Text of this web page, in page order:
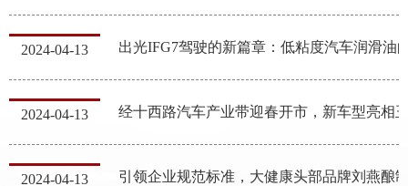
2024-04-13
2024-04-13
2024-04-13